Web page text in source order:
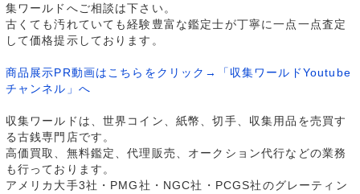
集ワールドへご相談は下さい。
古くても汚れていても経験豊富な鑑定士が丁寧に一点一点査定
して価格提示しております。
商品展示PR動画はこちらをクリック→「収集ワールドYoutube
チャンネル」へ
収集ワールドは、世界コイン、紙幣、切手、収集用品を売買す
る古銭専門店です。
高価買取、無料鑑定、代理販売、オークション代行などの業務
も行っております。
アメリカ大手3社・PMG社・NGC社・PCGS社のグレーティン